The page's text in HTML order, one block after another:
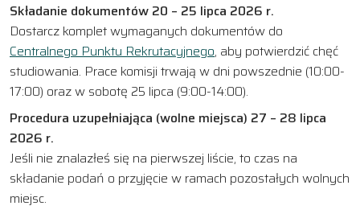
Składanie dokumentów 20 – 25 lipca 2026 r.
Dostarcz komplet wymaganych dokumentów do
Centralnego Punktu Rekrutacyjnego, aby potwierdzić chęć
studiowania. Prace komisji trwają w dni powszednie (10:00-
17:00) oraz w sobotę 25 lipca (9:00-14:00).
Procedura uzupełniająca (wolne miejsca) 27 – 28 lipca
2026 r.
Jeśli nie znalazłeś się na pierwszej liście, to czas na
składanie podań o przyjęcie w ramach pozostałych wolnych
miejsc.